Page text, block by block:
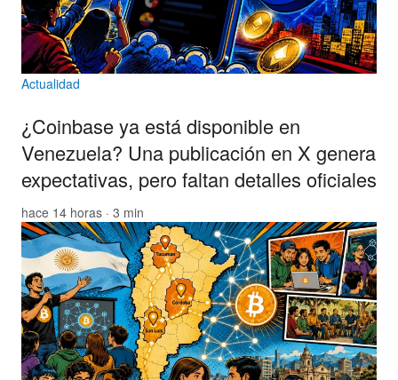
Actualidad
¿Coinbase ya está disponible en
Venezuela? Una publicación en X genera
expectativas, pero faltan detalles oficiales
hace 14 horas · 3 min